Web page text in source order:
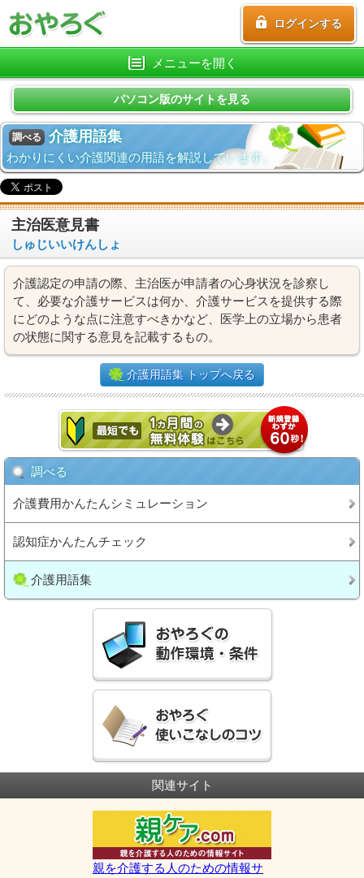
ログインする
メニューを開く
パソコン版のサイトを見る
調べる 介護用語集
わかりにくい介護関連の用語を解説しています。
主治医意見書
しゅじいいけんしょ
介護認定の申請の際、主治医が申請者の心身状況を診察し
て、必要な介護サービスは何か、介護サービスを提供する際
にどのような点に注意すべきかなど、医学上の立場から患者
の状態に関する意見を記載するもの。
介護用語集 トップへ戻る
調べる
介護費用かんたんシミュレーション
認知症かんたんチェック
介護用語集
関連サイト
親を介護する人のための情報サ